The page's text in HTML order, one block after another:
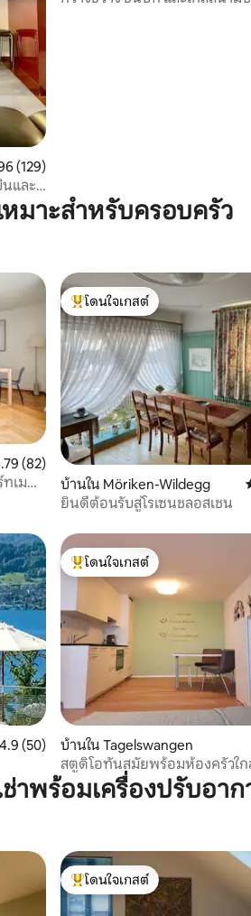
นเฉลี่ย 4.96 จาก 5, 129 รีวิว
(129)
นและ
หมาะสำหรับครอบครัว
นนเฉลี่ย 4.79 จาก 5, 82 รีวิว
(82)
เม
โดนใจเกสต์ที่สุด
โดนใจเกสต์
บ้านใน Möriken-Wildegg
ยินดีต้อนรับสู่โรเซนชลอสเชน
แนนเฉลี่ย 4.9 จาก 5, 50 รีวิว
4.9 (50)
โดนใจเกสต์ที่สุด
โดนใจเกสต์
บ้านใน Tagelswangen
สตูดิโอทันสมัยพร้อมห้องครัวใ
าพร้อมเครื่องปรับอาก
โดนใจเกสต์ที่สุด
โดนใจเกสต์